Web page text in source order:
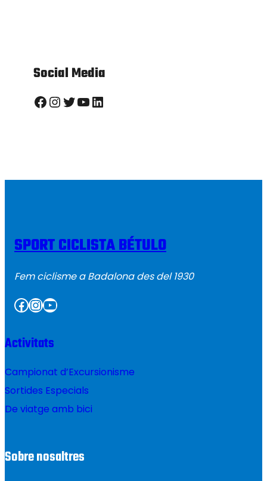
Social Media
Facebook InstagramTwitter YouTube LinkedIn
SPORT CICLISTA BÉTULO
Fem ciclisme a Badalona des del 1930
Facebook InstagramYouTube
Activitats
Campionat d’Excursionisme
Sortides Especials
De viatge amb bici
Sobre nosaltres